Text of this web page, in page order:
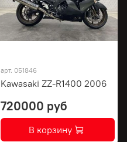
арт. 051846
Kawasaki ZZ-R1400 2006
720000 руб
В корзину